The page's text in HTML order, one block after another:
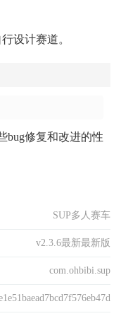
设计赛道。
bug修复和改进的性
SUP多人赛车
v2.3.6最新最新版
com.ohbibi.sup